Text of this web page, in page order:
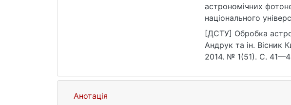
астрономічних
національного
https://
[ДСТУ] Обробка
Андрук та ін. Вісник
2014. № 1(51). С.
Анотація